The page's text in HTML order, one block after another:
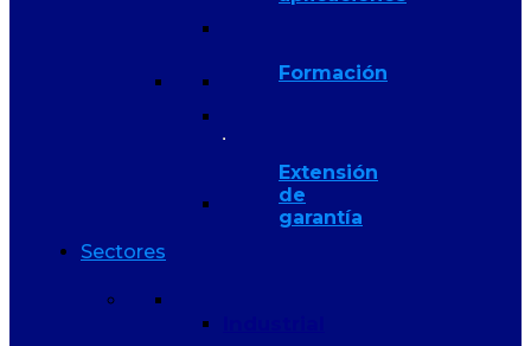
Formación
Extensión
de
garantía
Sectores